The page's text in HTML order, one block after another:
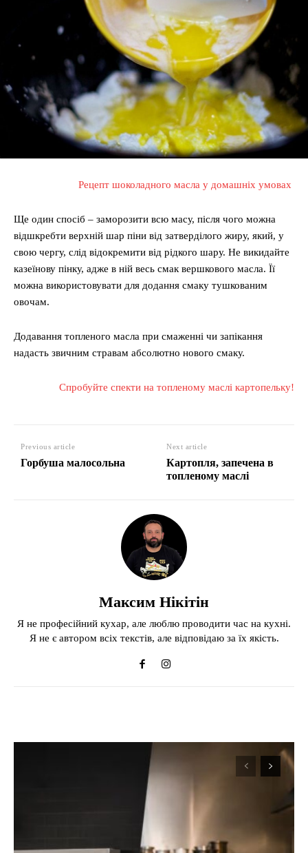
Рецепт шоколадного масла у домашніх умовах
Ще один спосіб – заморозити всю масу, після чого можна
відшкребти верхній шар піни від затверділого жиру, який, у
свою чергу, слід відокремити від рідкого шару. Не викидайте
казеїнову пінку, адже в ній весь смак вершкового масла. Її
можна використовувати для додання смаку тушкованим
овочам.
Додавання топленого масла при смаженні чи запікання
надасть звичним стравам абсолютно нового смаку.
Спробуйте спекти на топленому маслі картопельку!
Previous article
Горбуша малосольна
Next article
Картопля, запечена в
топленому маслі
Максим Нікітін
Я не професійний кухар, але люблю проводити час на кухні.
Я не є автором всіх текстів, але відповідаю за їх якість.